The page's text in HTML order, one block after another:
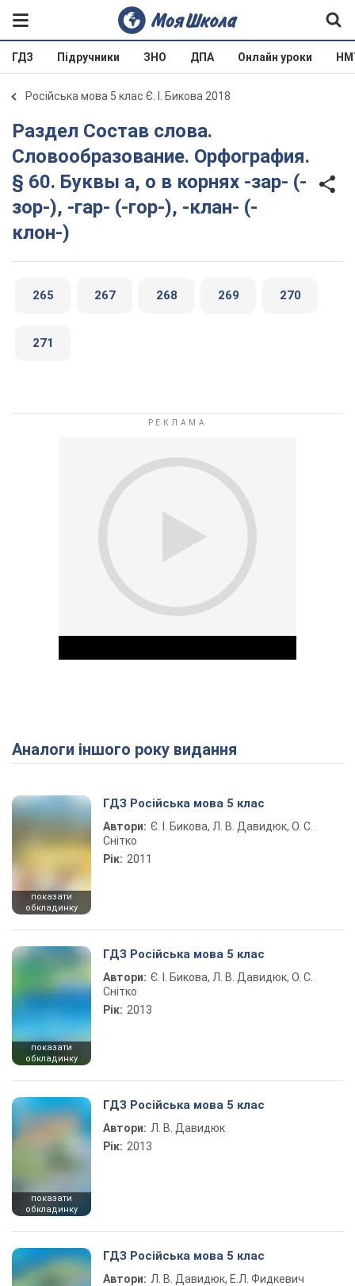
ГДЗ Підручники ЗНО ДПА Онлайн уроки
Російська мова 5 клас Є. І. Бикова 2018
Раздел Состав слова.
Словообразование. Орфография.
§ 60. Буквы а, о в корнях -зар- (-
зор-), -гар- (-гор-), -клан- (-
клон-)
265 267 268 269 270
271
Play Video
Аналоги іншого року видання
показати
обкладинку
ГДЗ Російська мова 5 клас
Автори: Є. І. Бикова, Л. В. Давидюк, О. С.
Снітко
Рік: 2011
показати
обкладинку
ГДЗ Російська мова 5 клас
Автори: Є. І. Бикова, Л. В. Давидюк, О. С.
Снітко
Рік: 2013
показати
обкладинку
ГДЗ Російська мова 5 клас
Автори: Л. В. Давидюк
Рік: 2013
ГДЗ Російська мова 5 клас
Автори: Л. В. Давидюк, Е.Л. Фидкевич